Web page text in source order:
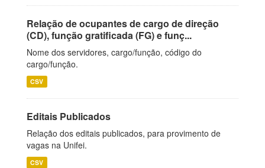
Relação de ocupantes de cargo de direção
(CD), função gratificada (FG) e funç...
Nome dos servidores, cargo/função, código do
cargo/função.
CSV
Editais Publicados
Relação dos editais publicados, para provimento de
vagas na Unifei.
CSV